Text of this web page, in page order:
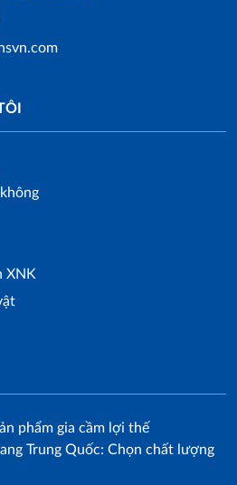
XNK
phẩm gia cầm lợi thế
Trung Quốc: Chọn chất lượng